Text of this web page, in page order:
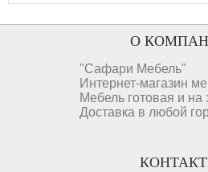
О
"Сафари Мебель"
Интернет-магазин
Мебель готовая и на
Доставка в любой